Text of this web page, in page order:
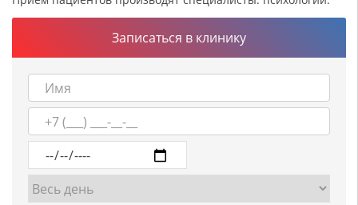
Записаться в клинику